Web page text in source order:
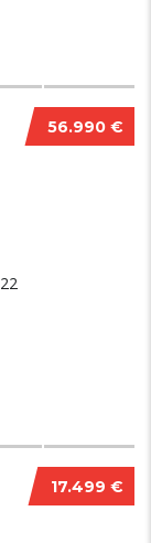
56.990 €
17.499 €